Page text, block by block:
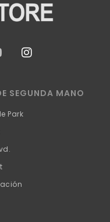
n
a
g
SEGUNDA MANO
Park